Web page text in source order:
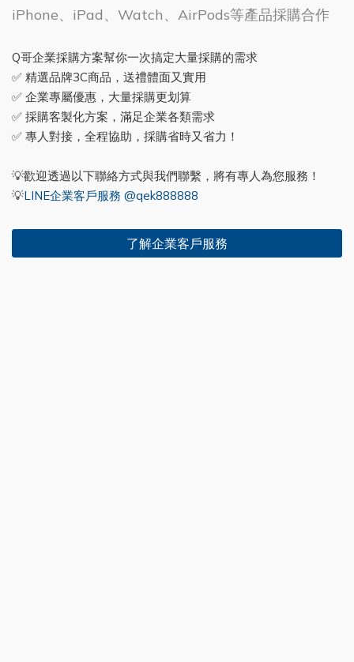
iPhone、iPad、Watch、AirPods等產品採購合作
Q哥企業採購方案幫你一次搞定大量採購的需求
✅ 精選品牌3C商品，送禮體面又實用
✅ 企業專屬優惠，大量採購更划算
✅ 採購客製化方案，滿足企業各類需求
✅ 專人對接，全程協助，採購省時又省力！
💡歡迎透過以下聯絡方式與我們聯繫，將有專人為您服務！
💡LINE企業客戶服務 @qek888888
了解企業客戶服務